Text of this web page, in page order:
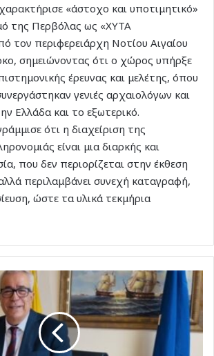
«άστοχο και υποτιμητικό»
της Περβόλας ως «ΧΥΤΑ
τον περιφερειάρχη Νοτίου Αιγαίου
σημειώνοντας ότι ο χώρος υπήρξε
έρευνας και μελέτης, όπου
γενιές αρχαιολόγων και
Ελλάδα και το εξωτερικό.
ότι η διαχείριση της
είναι μια διαρκής και
που δεν περιορίζεται στην έκθεση
περιλαμβάνει συνεχή καταγραφή,
ώστε τα υλικά τεκμήρια